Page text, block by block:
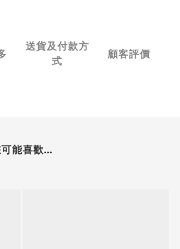
送貨及付款方
式
顧客評價
能喜歡...